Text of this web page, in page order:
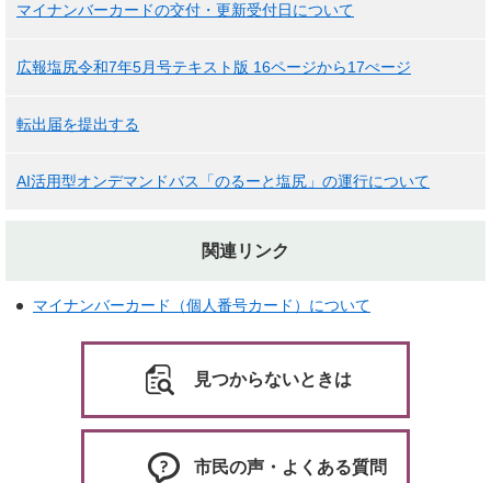
マイナンバーカードの交付・更新受付日について
広報塩尻令和7年5月号テキスト版 16ページから17ぺージ
転出届を提出する
AI活用型オンデマンドバス「のるーと塩尻」の運行について
関連リンク
マイナンバーカード（個人番号カード）について
見つからないときは
市民の声・よくある質問